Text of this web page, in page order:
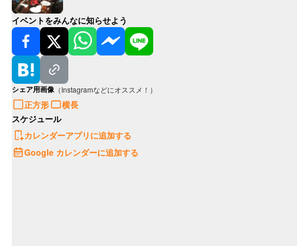
イベントをみんなに知らせよう
シェア用画像 （Instagramなどにオススメ！）
正方形
横長
スケジュール
カレンダーアプリに追加する
Google カレンダーに追加する